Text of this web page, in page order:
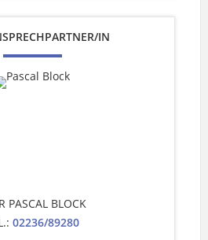
IN
PASCAL BLOCK
02236/89280